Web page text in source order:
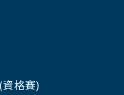
格賽)